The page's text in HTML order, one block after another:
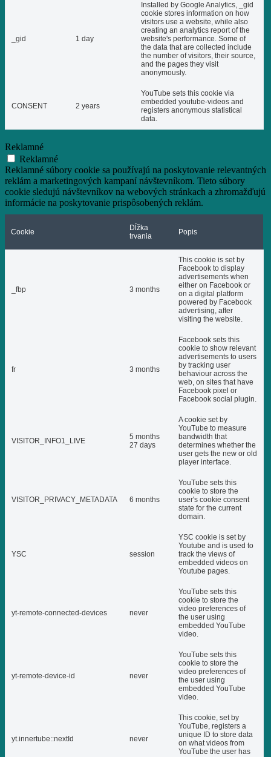
_gid 1 day
Installed by Google Analytics, _gid
cookie stores information on how
visitors use a website, while also
creating an analytics report of the
website's performance. Some of
the data that are collected include
the number of visitors, their source,
and the pages they visit
anonymously.
CONSENT 2 years
YouTube sets this cookie via
embedded youtube-videos and
registers anonymous statistical
data.
Reklamné
Reklamné
Reklamné súbory cookie sa používajú na poskytovanie relevantných
reklám a marketingových kampaní návštevníkom. Tieto súbory
cookie sledujú návštevníkov na webových stránkach a zhromažďujú
informácie na poskytovanie prispôsobených reklám.
Cookie
Dĺžka
trvania
Popis
_fbp 3 months
This cookie is set by
Facebook to display
advertisements when
either on Facebook or
on a digital platform
powered by Facebook
advertising, after
visiting the website.
fr 3 months
Facebook sets this
cookie to show relevant
advertisements to users
by tracking user
behaviour across the
web, on sites that have
Facebook pixel or
Facebook social plugin.
VISITOR_INFO1_LIVE
5 months
27 days
A cookie set by
YouTube to measure
bandwidth that
determines whether the
user gets the new or old
player interface.
VISITOR_PRIVACY_METADATA 6 months
YouTube sets this
cookie to store the
user's cookie consent
state for the current
domain.
YSC session
YSC cookie is set by
Youtube and is used to
track the views of
embedded videos on
Youtube pages.
yt-remote-connected-devices never
YouTube sets this
cookie to store the
video preferences of
the user using
embedded YouTube
video.
yt-remote-device-id never
YouTube sets this
cookie to store the
video preferences of
the user using
embedded YouTube
video.
yt.innertube::nextId never
This cookie, set by
YouTube, registers a
unique ID to store data
on what videos from
YouTube the user has